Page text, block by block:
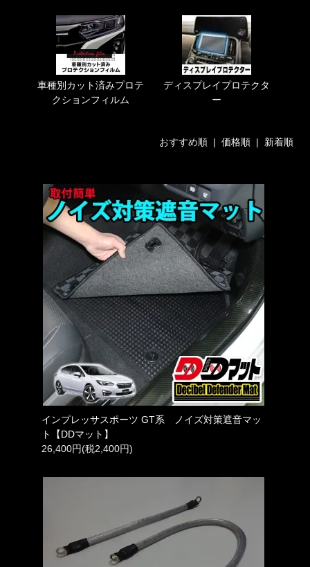
車種別カット済みプロテ
クションフィルム
ディスプレイプロテクタ
ー
おすすめ順 | 価格順| 新着順
インプレッサスポーツ GT系 ノイズ対策遮音マッ
ト【DDマット】
26,400円(税2,400円)